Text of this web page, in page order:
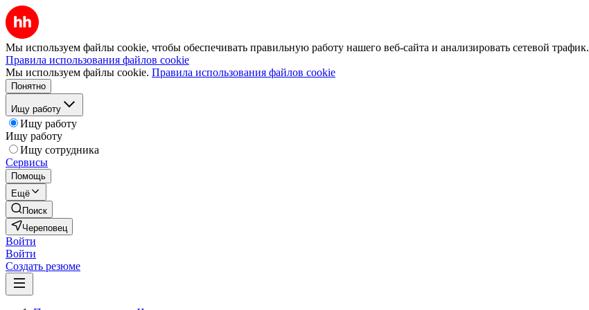
Мы используем файлы cookie, чтобы обеспечивать правильную работу нашего веб-сайта и анализировать сетевой трафик.
Правила использования файлов cookie
Мы используем файлы cookie. Правила использования файлов cookie
Понятно
Ищу работу
Ищу работу
Ищу работу
Ищу сотрудника
Сервисы
Помощь
Ещё
Поиск
Череповец
Войти
Войти
Создать резюме